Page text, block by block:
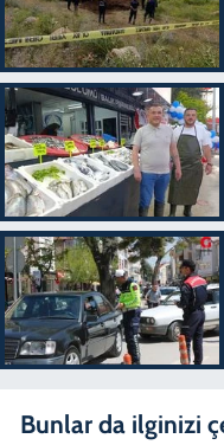
Bunlar da ilginizi